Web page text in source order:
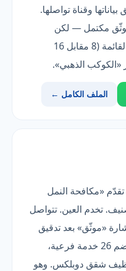
وقناة تواصلها.
مكتمل — لكن
تغطيتها أضيق من الأوسع في القائمة (8 مقابل 16
«الكوكب الذهبي».
الملف الكامل ←
تقدّم «مكافحة النمل
تخدم العين. تتواصل
«موثّق» بعد تدقيق
بياناتها وقناة تواصلها. قائمتها تضم 26 خدمة فرعية،
شقق دوبلكس. وهو